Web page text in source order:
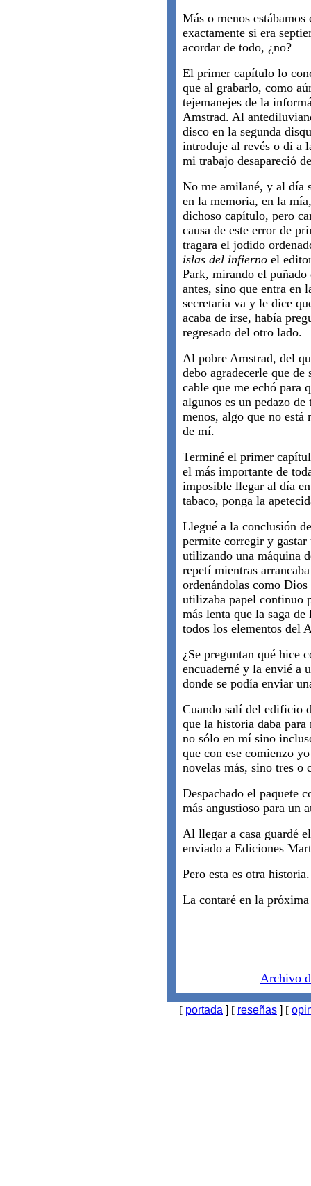
Más o menos
exactamente si era
acordar de todo, ¿no?
El primer capítulo lo
que al grabarlo, como
tejemanejes de la
Amstrad. Al
disco en la segunda
introduje al revés o di a
mi trabajo desapareció
No me amilané, y al día
en la memoria, en la
dichoso capítulo, pero
causa de este error de
tragara el jodido
islas del infierno el
Park, mirando el
antes, sino que entra en
secretaria va y le dice
acaba de irse, había
regresado del otro lado.
Al pobre Amstrad, del
debo agradecerle que
cable que me echó para
algunos es un pedazo
menos, algo que no
de mí.
Terminé el primer
el más importante de
imposible llegar al día
tabaco, ponga la
Llegué a la conclusión
permite corregir y gastar
utilizando una máquina
repetí mientras
ordenándolas como
utilizaba papel continuo
más lenta que la saga
todos los elementos del
¿Se preguntan qué hice
encuaderné y la envié a
donde se podía enviar
Cuando salí del edificio
que la historia daba
no sólo en mí sino
que con ese comienzo
novelas más, sino tres o
Despachado el paquete
más angustioso para un
Al llegar a casa guardé
enviado a Ediciones
Pero esta es otra historia.
La contaré en la
Archivo
[ portada ] [ reseñas ] [